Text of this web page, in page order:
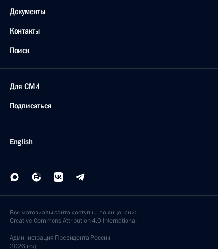
Документы
Контакты
Поиск
Для СМИ
Подписаться
English
Все материалы сайта доступны по лицензии:
Creative Commons Attribution 4.0 International
Администрация Президента России
2026 год